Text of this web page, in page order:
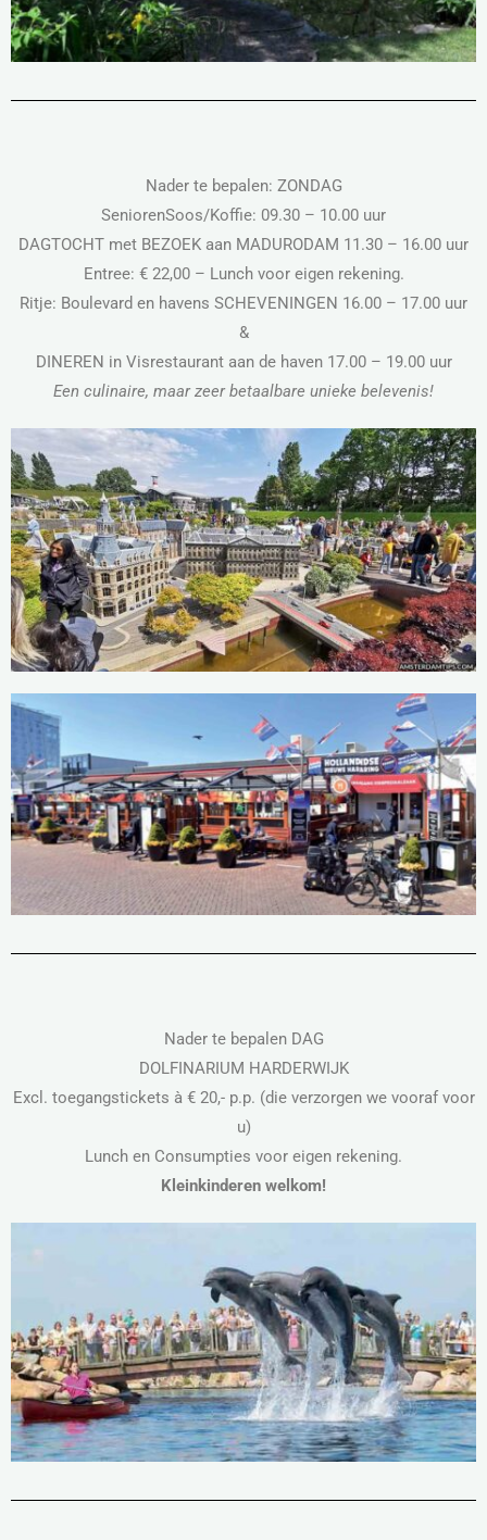
Nader te bepalen: ZONDAG
SeniorenSoos/Koffie: 09.30 – 10.00 uur
DAGTOCHT met BEZOEK aan MADURODAM 11.30 – 16.00 uur
Entree: € 22,00 – Lunch voor eigen rekening.
Ritje: Boulevard en havens SCHEVENINGEN 16.00 – 17.00 uur
&
DINEREN in Visrestaurant aan de haven 17.00 – 19.00 uur
Een culinaire, maar zeer betaalbare unieke belevenis!
Nader te bepalen DAG
DOLFINARIUM HARDERWIJK
Excl. toegangstickets à € 20,- p.p. (die verzorgen we vooraf voor
u)
Lunch en Consumpties voor eigen rekening.
Kleinkinderen welkom!